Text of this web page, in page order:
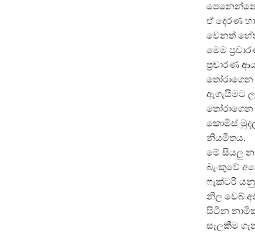
ඒ දෙරණ
වෙනත්
මෙම
ප්‍රචාරණ
තෝරාගෙන
ඇගැයීමට
තෝරාගෙන
කොමිස්
නියමිතය.
මේ සියලු
බැංකුවේ
ෆැක්ටරි
නිල වෙබ්
සිටින
සැලකීම